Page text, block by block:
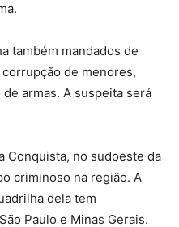
também mandados de
de menores,
armas. A suspeita será
Conquista, no sudoeste da
criminoso na região. A
dela tem
Paulo e Minas Gerais.